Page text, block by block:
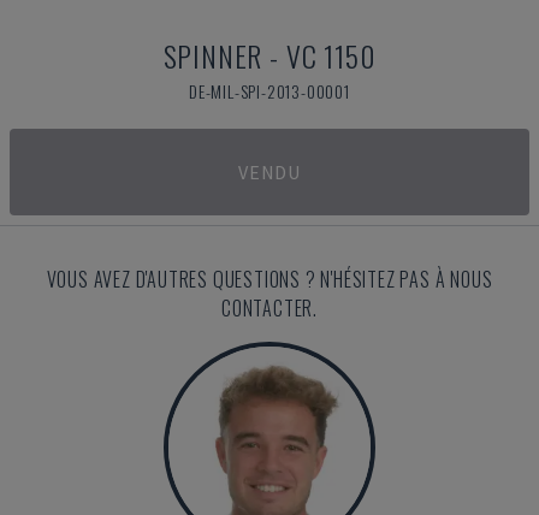
SPINNER - VC 1150
DE-MIL-SPI-2013-00001
VENDU
VOUS AVEZ D'AUTRES QUESTIONS ? N'HÉSITEZ PAS À NOUS
CONTACTER.